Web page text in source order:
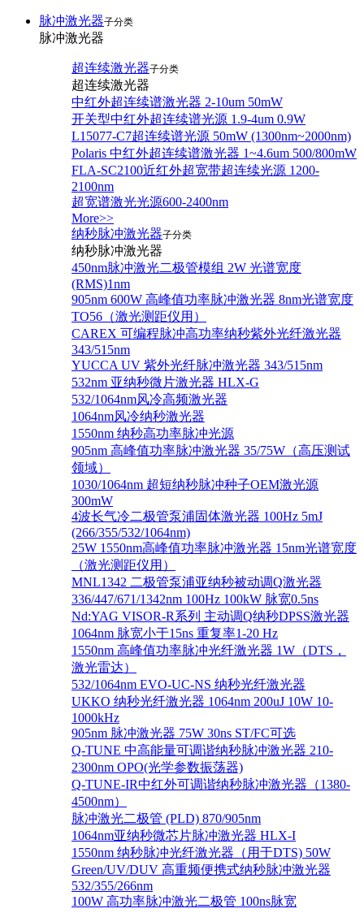
脉冲激光器子分类
脉冲激光器
超连续激光器子分类
超连续激光器
中红外超连续谱激光器 2-10um 50mW
开关型中红外超连续谱光源 1.9-4um 0.9W
L15077-C7超连续谱光源 50mW (1300nm~2000nm)
Polaris 中红外超连续谱激光器 1~4.6um 500/800mW
FLA-SC2100近红外超宽带超连续光源 1200-
2100nm
超宽谱激光光源600-2400nm
More>>
纳秒脉冲激光器子分类
纳秒脉冲激光器
450nm脉冲激光二极管模组 2W 光谱宽度
(RMS)1nm
905nm 600W 高峰值功率脉冲激光器 8nm光谱宽度
TO56（激光测距仪用）
CAREX 可编程脉冲高功率纳秒紫外光纤激光器
343/515nm
YUCCA UV 紫外光纤脉冲激光器 343/515nm
532nm 亚纳秒微片激光器 HLX-G
532/1064nm风冷高频激光器
1064nm风冷纳秒激光器
1550nm 纳秒高功率脉冲光源
905nm 高峰值功率脉冲激光器 35/75W（高压测试
领域）
1030/1064nm 超短纳秒脉冲种子OEM激光源
300mW
4波长气冷二极管泵浦固体激光器 100Hz 5mJ
(266/355/532/1064nm)
25W 1550nm高峰值功率脉冲激光器 15nm光谱宽度
（激光测距仪用）
MNL1342 二极管泵浦亚纳秒被动调Q激光器
336/447/671/1342nm 100Hz 100kW 脉宽0.5ns
Nd:YAG VISOR-R系列 主动调Q纳秒DPSS激光器
1064nm 脉宽小于15ns 重复率1-20 Hz
1550nm 高峰值功率脉冲光纤激光器 1W（DTS，
激光雷达）
532/1064nm EVO-UC-NS 纳秒光纤激光器
UKKO 纳秒光纤激光器 1064nm 200uJ 10W 10-
1000kHz
905nm 脉冲激光器 75W 30ns ST/FC可选
Q-TUNE 中高能量可调谐纳秒脉冲激光器 210-
2300nm OPO(光学参数振荡器)
Q-TUNE-IR中红外可调谐纳秒脉冲激光器（1380-
4500nm）
脉冲激光二极管 (PLD) 870/905nm
1064nm亚纳秒微芯片脉冲激光器 HLX-I
1550nm 纳秒脉冲光纤激光器（用于DTS) 50W
Green/UV/DUV 高重频便携式纳秒脉冲激光器
532/355/266nm
100W 高功率脉冲激光二极管 100ns脉宽